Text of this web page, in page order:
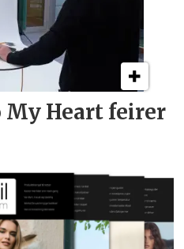
My Heart feirer